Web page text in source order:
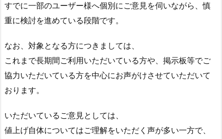
すでに一部のユーザー様へ個別にご意見を伺いながら、慎
重に検討を進めている段階です。
なお、対象となる方につきましては、
これまで長期間ご利用いただいている方や、掲示板等でご
協力いただいている方を中心にお声がけさせていただいて
おります。
いただいているご意見としては、
値上げ自体についてはご理解をいただく声が多い一方で、